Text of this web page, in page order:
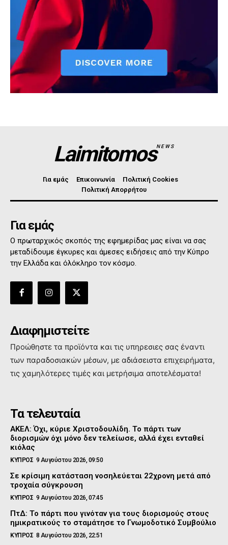
LaimitomosNEWS
Για εμάς Επικοινωνία
Πολιτική Cookies
Πολιτική Απορρήτου
Για εμάς
Ο πρωταρχικός σκοπός της εφημερίδας μας είναι να σας
μεταδίδουμε έγκυρες και άμεσες ειδήσεις από την Κύπρο
την Ελλάδα και όλόκληρο τον κόσμο.
Διαφημιστείτε
Προώθηστε τα προϊόντα και τις υπηρεσιες σας έναντι
των παραδοσιακών μέσων, με αδιάσειστα επιχειρήματα,
τις χαμηλότερες τιμές και μετρήσιμα αποτελέσματα!
Τα τελευταία
ΑΚΕΛ: Όχι, κύριε Χριστοδουλίδη. Το πάρτι των
διορισμών όχι μόνο δεν τελείωσε, αλλά έχει ενταθεί
κιόλας
ΚΥΠΡΟΣ 9 Αυγούστου 2026, 09:50
Σε κρίσιμη κατάσταση νοσηλεύεται 22χρονη μετά από
τροχαία σύγκρουση
ΚΥΠΡΟΣ 9 Αυγούστου 2026, 07:45
ΠτΔ: Το πάρτι που γινόταν για τους διορισμούς στους
ημικρατικούς το σταμάτησε το Γνωμοδοτικό Συμβούλιο
ΚΥΠΡΟΣ 8 Αυγούστου 2026, 22:51